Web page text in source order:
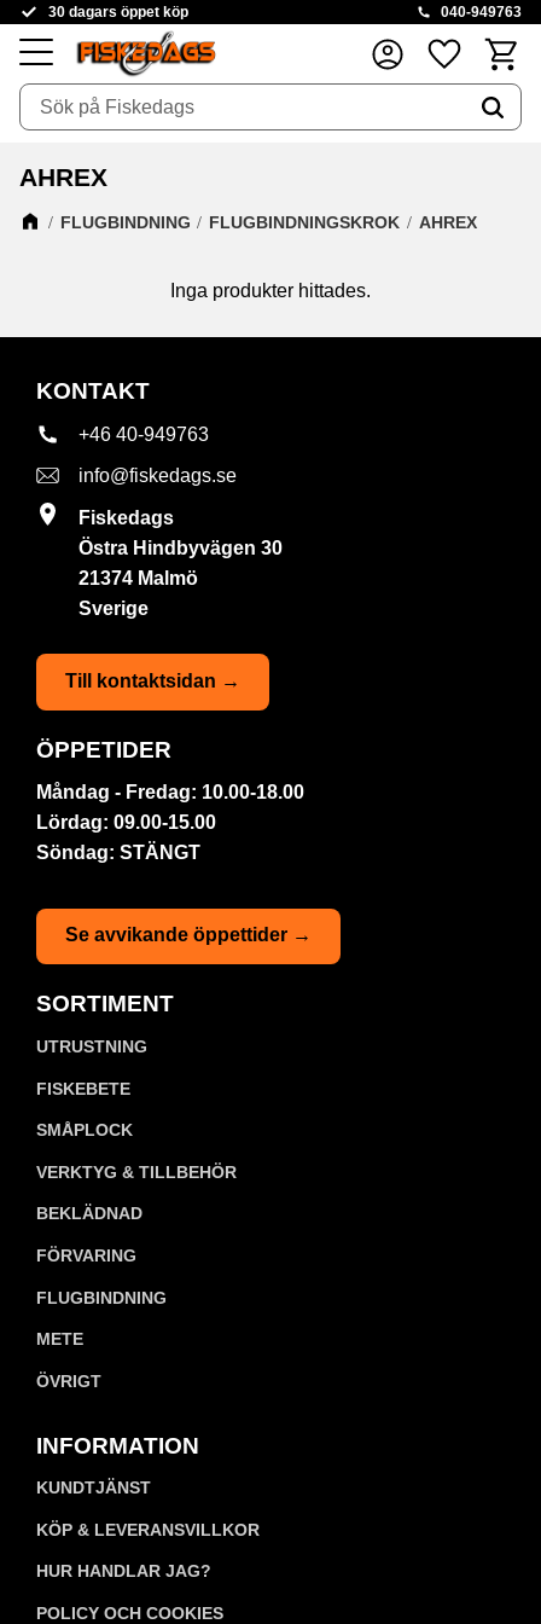
Meny
30 dagars öppet köp 040-949763
Favoriter
AHREX
FLUGBINDNING FLUGBINDNINGSKROK AHREX
Inga produkter hittades.
KONTAKT
+46 40-949763
info@fiskedags.se
Fiskedags
Östra Hindbyvägen 30
21374 Malmö
Sverige
Till kontaktsidan →
ÖPPETIDER
Måndag - Fredag: 10.00-18.00
Lördag: 09.00-15.00
Söndag: STÄNGT
Se avvikande öppettider →
SORTIMENT
UTRUSTNING
FISKEBETE
SMÅPLOCK
VERKTYG & TILLBEHÖR
BEKLÄDNAD
FÖRVARING
FLUGBINDNING
METE
ÖVRIGT
INFORMATION
KUNDTJÄNST
KÖP & LEVERANSVILLKOR
HUR HANDLAR JAG?
POLICY OCH COOKIES